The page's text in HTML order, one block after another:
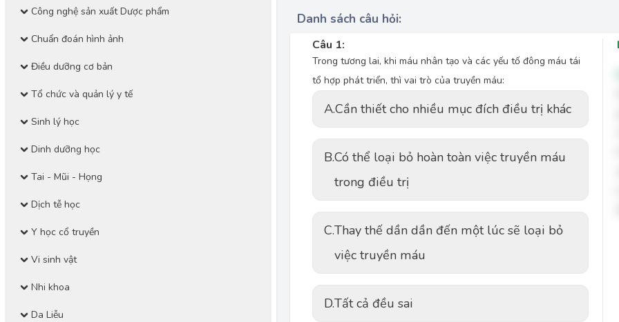
Công nghệ sản xuất Dược phẩm
Chuẩn đoán hình ảnh
Điều dưỡng cơ bản
Tổ chức và quản lý y tế
Sinh lý học
Dinh dưỡng học
Tai - Mũi - Họng
Dịch tễ học
Y học cổ truyền
Vi sinh vật
Nhi khoa
Da Liễu
Danh sách câu hỏi:
Câu 1:
Trong tương lai, khi máu nhân tạo và các yếu tố đông máu tái
tổ hợp phát triển, thì vai trò của truyền máu:
A.Cần thiết cho nhiều mục đích điều trị khác
B.Có thể loại bỏ hoàn toàn việc truyền máu
trong điều trị
C.Thay thế dần dần đến một lúc sẽ loại bỏ
việc truyền máu
D.Tất cả đều sai